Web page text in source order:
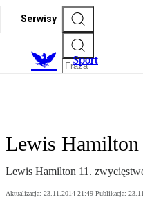
Serwisy
Sport
Lewis Hamilton
Lewis Hamilton 11.
Aktualizacja: 23.11.2014 21:49 Publikacja: